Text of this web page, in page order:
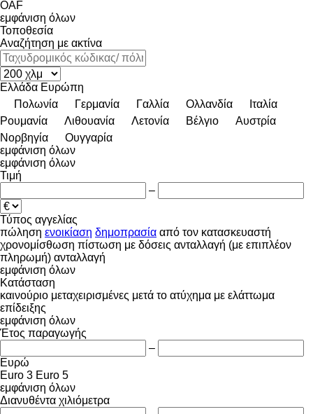
ÖAF
εμφάνιση όλων
Τοποθεσία
Αναζήτηση με ακτίνα
Ελλάδα Ευρώπη
Πολωνία
Γερμανία Γαλλία Ολλανδία
Ιταλία
Ρουμανία
Λιθουανία Λετονία Βέλγιο
Αυστρία
Νορβηγία
Ουγγαρία
εμφάνιση όλων
εμφάνιση όλων
Τιμή
–
Τύπος αγγελίας
πώληση ενοικίαση δημοπρασία από τον κατασκευαστή
χρονομίσθωση πίστωση με δόσεις ανταλλαγή (με επιπλέον
πληρωμή) ανταλλαγή
εμφάνιση όλων
Κατάσταση
καινούριο μεταχειρισμένες μετά το ατύχημα με ελάττωμα
επίδειξης
εμφάνιση όλων
Έτος παραγωγής
–
Ευρώ
Euro 3 Euro 5
εμφάνιση όλων
Διανυθέντα χιλιόμετρα